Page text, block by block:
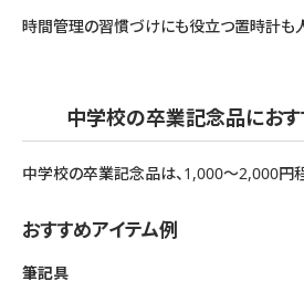
時間管理の習慣づけにも役立つ置時計も
中学校の卒業記念品におす
中学校の卒業記念品は、1,000〜2,000円
おすすめアイテム例
筆記具